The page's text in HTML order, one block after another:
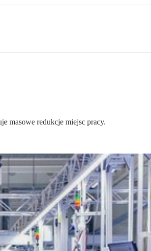
masowe redukcje miejsc pracy.